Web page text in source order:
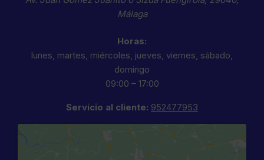
Málaga
Horas:
lunes, martes, miércoles, jueves, viernes, sábado,
domingo
09:00 – 17:00
Servicio al cliente: 952477953